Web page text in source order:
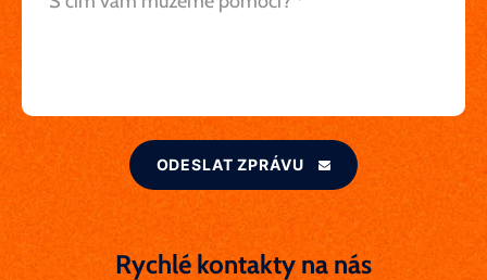
ODESLAT ZPRÁVU
Rychlé kontakty na nás